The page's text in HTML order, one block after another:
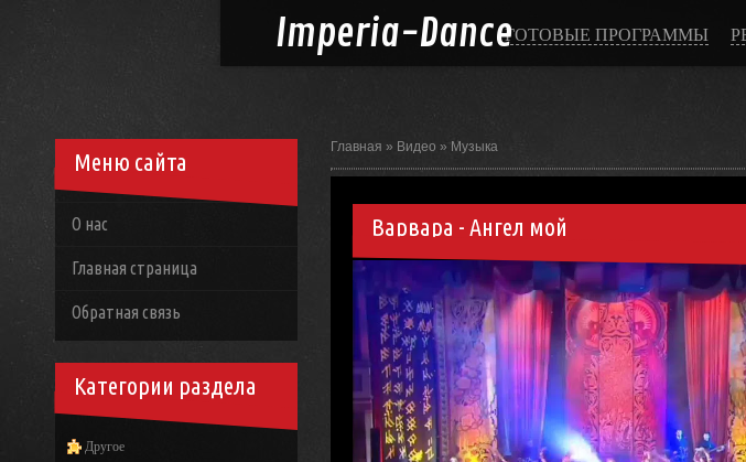
Imperia-DanceГОТОВЫЕ ПРОГРАММЫ
Главная » Видео » Музыка
Варвара - Ангел мой
Меню сайта
О нас
Главная страница
Обратная связь
Категории раздела
Другое